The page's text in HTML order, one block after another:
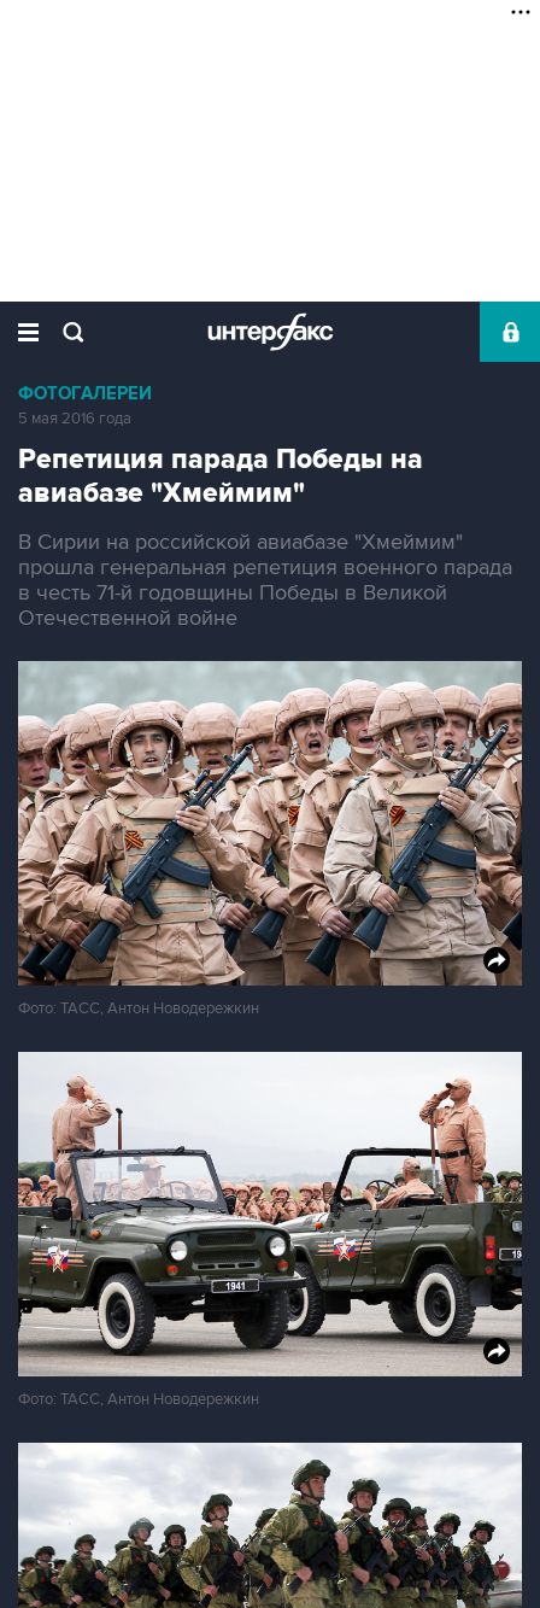
ФОТОГАЛЕРЕИ
5 мая 2016 года
Репетиция парада Победы на
авиабазе "Хмеймим"
В Сирии на российской авиабазе "Хмеймим"
прошла генеральная репетиция военного парада
в честь 71-й годовщины Победы в Великой
Отечественной войне
Фото: ТАСС, Антон Новодережкин
Фото: ТАСС, Антон Новодережкин